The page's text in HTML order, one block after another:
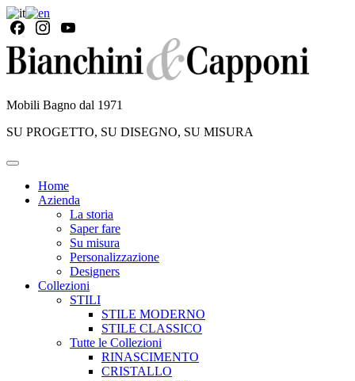
Mobili Bagno dal 1971
SU PROGETTO, SU DISEGNO, SU MISURA
Home
Azienda
La storia
Saper fare
Su misura
Personalizzazione
Designers
Collezioni
STILI
STILE MODERNO
STILE CLASSICO
Tutte le Collezioni
RINASCIMENTO
CRISTALLO